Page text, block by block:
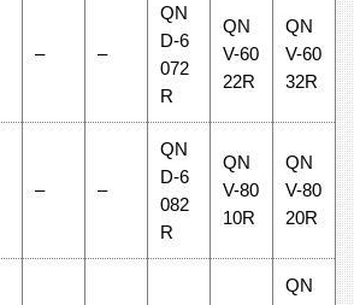
– –
QN
D-6
072
R
QN
V-60
22R
QN
V-60
32R
– –
QN
D-6
082
R
QN
V-80
10R
QN
V-80
20R
QN